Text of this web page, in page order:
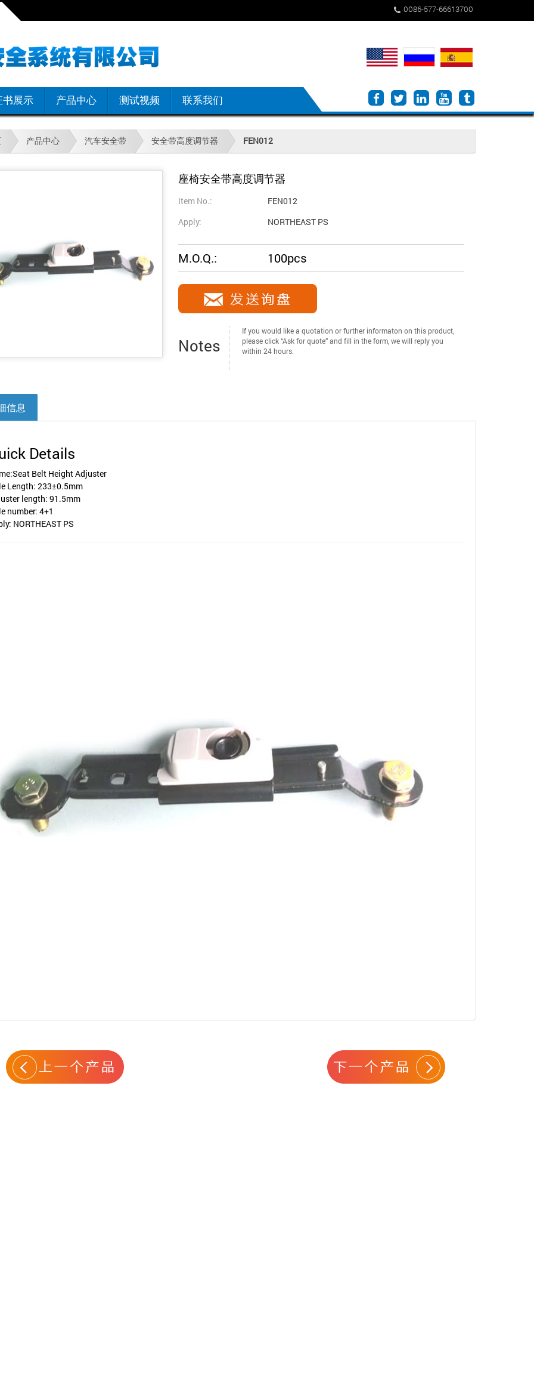
0086-577-66613700
书展示 产品中心 测试视频 联系我们
产品中心 汽车安全带 安全带高度调节器 FEN012
座椅安全带高度调节器
Item No.:
FEN012
Apply:
NORTHEAST PS
M.O.Q.: 100pcs
Notes
If you would like a quotation or further informaton on this product,
please click “Ask for quote” and fill in the form, we will reply you
within 24 hours.
信息
Details
Belt Height Adjuster
Length: 233±0.5mm
length: 91.5mm
number: 4+1
NORTHEAST PS